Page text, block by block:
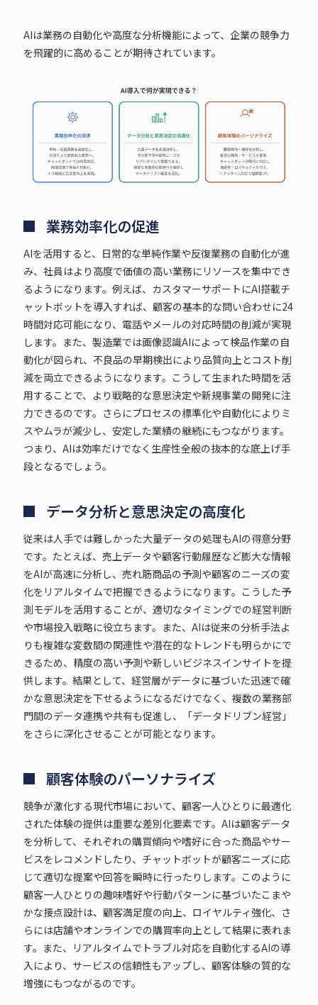
AIは業務の自動化や高度な分析機能によって、企業の競争力
を飛躍的に高めることが期待されています。
業務効率化の促進
AIを活用すると、日常的な単純作業や反復業務の自動化が進
み、社員はより高度で価値の高い業務にリソースを集中でき
るようになります。例えば、カスタマーサポートにAI搭載チ
ャットボットを導入すれば、顧客の基本的な問い合わせに24
時間対応可能になり、電話やメールの対応時間の削減が実現
します。また、製造業では画像認識AIによって検品作業の自
動化が図られ、不良品の早期検出により品質向上とコスト削
減を両立できるようになります。こうして生まれた時間を活
用することで、より戦略的な意思決定や新規事業の開発に注
力できるのです。さらにプロセスの標準化や自動化によりミ
スやムラが減少し、安定した業績の継続にもつながります。
つまり、AIは効率だけでなく生産性全般の抜本的な底上げ手
段となるでしょう。
データ分析と意思決定の高度化
従来は人手では難しかった大量データの処理もAIの得意分野
です。たとえば、売上データや顧客行動履歴など膨大な情報
をAIが高速に分析し、売れ筋商品の予測や顧客のニーズの変
化をリアルタイムで把握できるようになります。こうした予
測モデルを活用することが、適切なタイミングでの経営判断
や市場投入戦略に役立ちます。また、AIは従来の分析手法よ
りも複雑な変数間の関連性や潜在的なトレンドも明らかにで
きるため、精度の高い予測や新しいビジネスインサイトを提
供します。結果として、経営層がデータに基づいた迅速で確
かな意思決定を下せるようになるだけでなく、複数の業務部
門間のデータ連携や共有も促進し、「データドリブン経営」
をさらに深化させることが可能となります。
顧客体験のパーソナライズ
競争が激化する現代市場において、顧客一人ひとりに最適化
された体験の提供は重要な差別化要素です。AIは顧客データ
を分析して、それぞれの購買傾向や嗜好に合った商品やサー
ビスをレコメンドしたり、チャットボットが顧客ニーズに応
じて適切な提案や回答を瞬時に行ったりします。このように
顧客一人ひとりの趣味嗜好や行動パターンに基づいたこまや
かな接点設計は、顧客満足度の向上、ロイヤルティ強化、さ
らには店舗やオンラインでの購買率向上として結果に表れま
す。また、リアルタイムでトラブル対応を自動化するAIの導
入により、サービスの信頼性もアップし、顧客体験の質的な
増強にもつながるのです。